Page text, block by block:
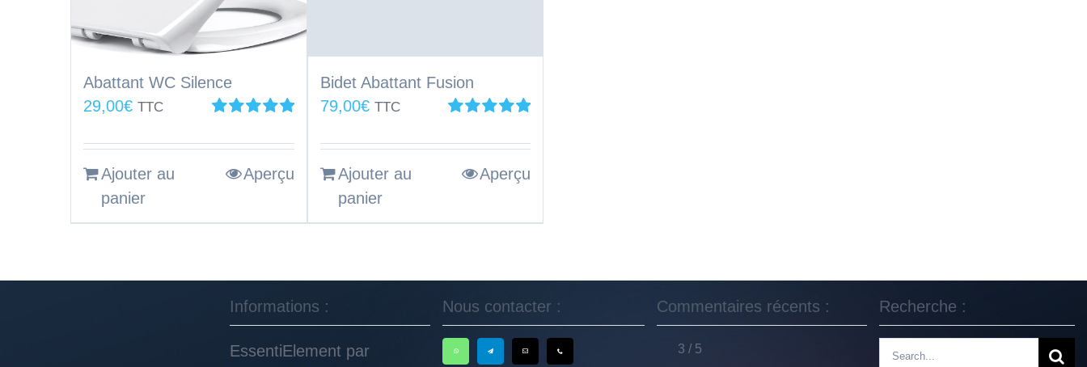
Abattant WC Silence
5
29,00€ TTC
Ajouter au
panier
Aperçu
Bidet Abattant Fusion
5
79,00€ TTC
Ajouter au
panier
Aperçu
Informations :
EssentiElement par
Nous contacter : Commentaires récents :
3 / 5
Recherche :
Rechercher: